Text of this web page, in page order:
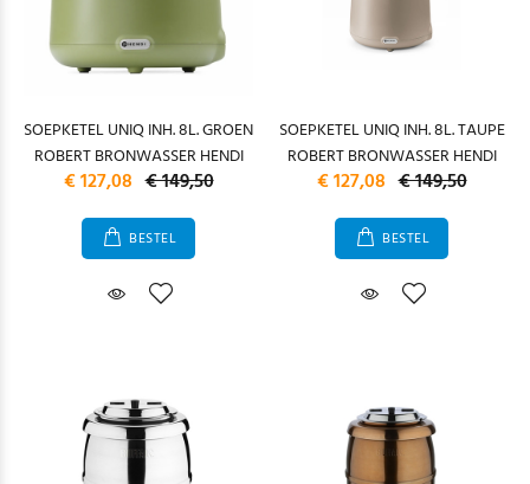
SOEPKETEL UNIQ INH. 8L. GROEN
ROBERT BRONWASSER HENDI
€ 127,08 € 149,50
BESTEL
SOEPKETEL UNIQ INH. 8L. TAUPE
ROBERT BRONWASSER HENDI
€ 127,08 € 149,50
BESTEL